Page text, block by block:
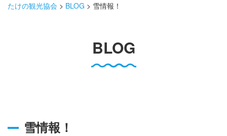
たけの観光協会 > BLOG > 雪情報！
BLOG
雪情報！